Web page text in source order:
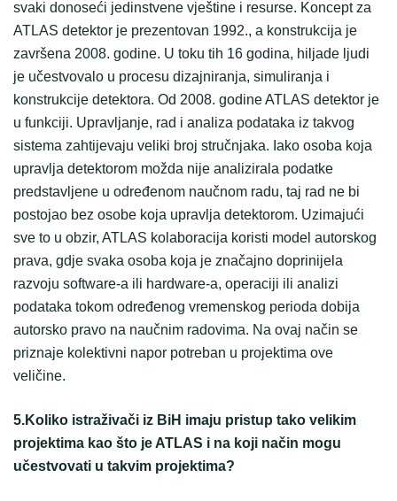
svaki donoseći jedinstvene vještine i resurse. Koncept za
ATLAS detektor je prezentovan 1992., a konstrukcija je
završena 2008. godine. U toku tih 16 godina, hiljade ljudi
je učestvovalo u procesu dizajniranja, simuliranja i
konstrukcije detektora. Od 2008. godine ATLAS detektor je
u funkciji. Upravljanje, rad i analiza podataka iz takvog
sistema zahtijevaju veliki broj stručnjaka. Iako osoba koja
upravlja detektorom možda nije analizirala podatke
predstavljene u određenom naučnom radu, taj rad ne bi
postojao bez osobe koja upravlja detektorom. Uzimajući
sve to u obzir, ATLAS kolaboracija koristi model autorskog
prava, gdje svaka osoba koja je značajno doprinijela
razvoju software-a ili hardware-a, operaciji ili analizi
podataka tokom određenog vremenskog perioda dobija
autorsko pravo na naučnim radovima. Na ovaj način se
priznaje kolektivni napor potreban u projektima ove
veličine.
5.Koliko istraživači iz BiH imaju pristup tako velikim
projektima kao što je ATLAS i na koji način mogu
učestvovati u takvim projektima?